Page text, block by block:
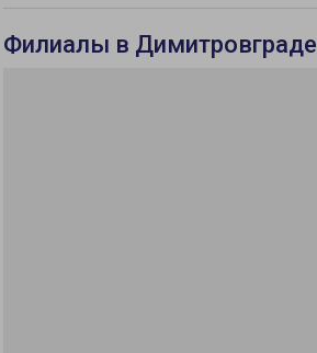
Филиалы в Димитровграде